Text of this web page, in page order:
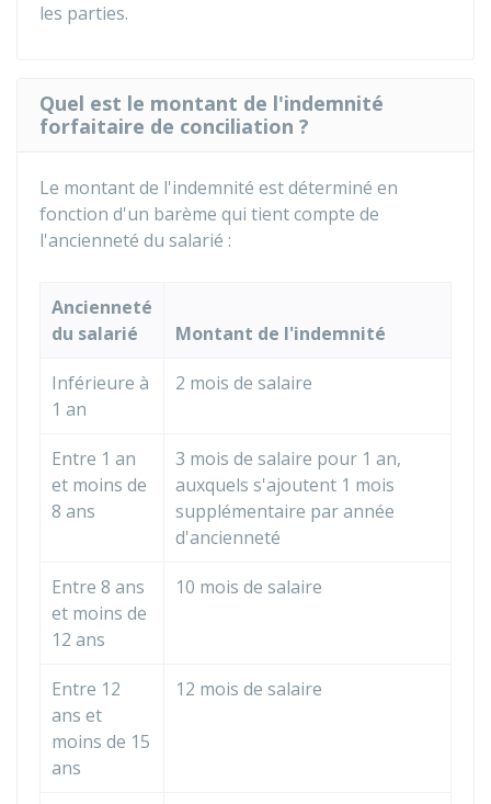
les parties.
Quel est le montant de l'indemnité
forfaitaire de conciliation ?
Le montant de l'indemnité est déterminé en
fonction d'un barème qui tient compte de
l'ancienneté du salarié :
Ancienneté
du salarié
Montant de l'indemnité
Inférieure à
1 an
2 mois de salaire
Entre 1 an
et moins de
8 ans
3 mois de salaire pour 1 an,
auxquels s'ajoutent 1 mois
supplémentaire par année
d'ancienneté
Entre 8 ans
et moins de
12 ans
10 mois de salaire
Entre 12
ans et
moins de 15
ans
12 mois de salaire